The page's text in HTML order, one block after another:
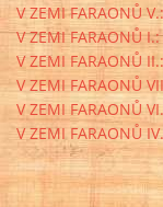
V ZEMI FARAONŮ
V ZEMI FARAONŮ
V ZEMI FARAONŮ
V ZEMI FARAONŮ
V ZEMI FARAONŮ
V ZEMI FARAONŮ